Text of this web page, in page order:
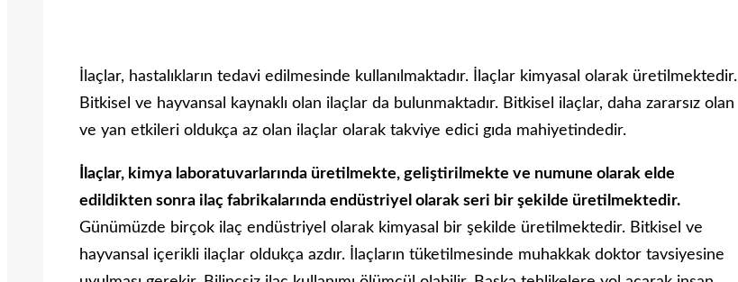
İlaçlar, hastalıkların tedavi edilmesinde kullanılmaktadır. İlaçlar kimyasal olarak üretilmektedir.
Bitkisel ve hayvansal kaynaklı olan ilaçlar da bulunmaktadır. Bitkisel ilaçlar, daha zararsız olan
ve yan etkileri oldukça az olan ilaçlar olarak takviye edici gıda mahiyetindedir.
İlaçlar, kimya laboratuvarlarında üretilmekte, geliştirilmekte ve numune olarak elde
edildikten sonra ilaç fabrikalarında endüstriyel olarak seri bir şekilde üretilmektedir.
Günümüzde birçok ilaç endüstriyel olarak kimyasal bir şekilde üretilmektedir. Bitkisel ve
hayvansal içerikli ilaçlar oldukça azdır. İlaçların tüketilmesinde muhakkak doktor tavsiyesine